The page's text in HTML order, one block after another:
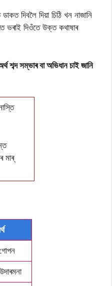
দিবলৈ দিয়া চিঠি খন নাজানি
ভৰাই দিওঁতে উক্ত কথাষাৰ
শব্দ সম্ভাৰ বা অভিধান চাই জানি